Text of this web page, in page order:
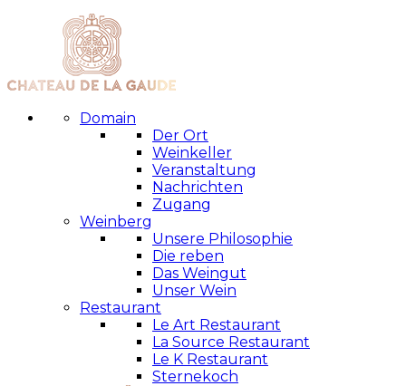
Domain
Der Ort
Weinkeller
Veranstaltung
Nachrichten
Zugang
Weinberg
Unsere Philosophie
Die reben
Das Weingut
Unser Wein
Restaurant
Le Art Restaurant
La Source Restaurant
Le K Restaurant
Sternekoch